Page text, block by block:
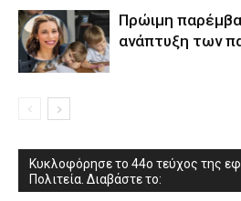
Πρώιμη
ανάπτυξη των
Κυκλοφόρησε το 44ο τεύχος της
Πολιτεία. Διαβάστε το: